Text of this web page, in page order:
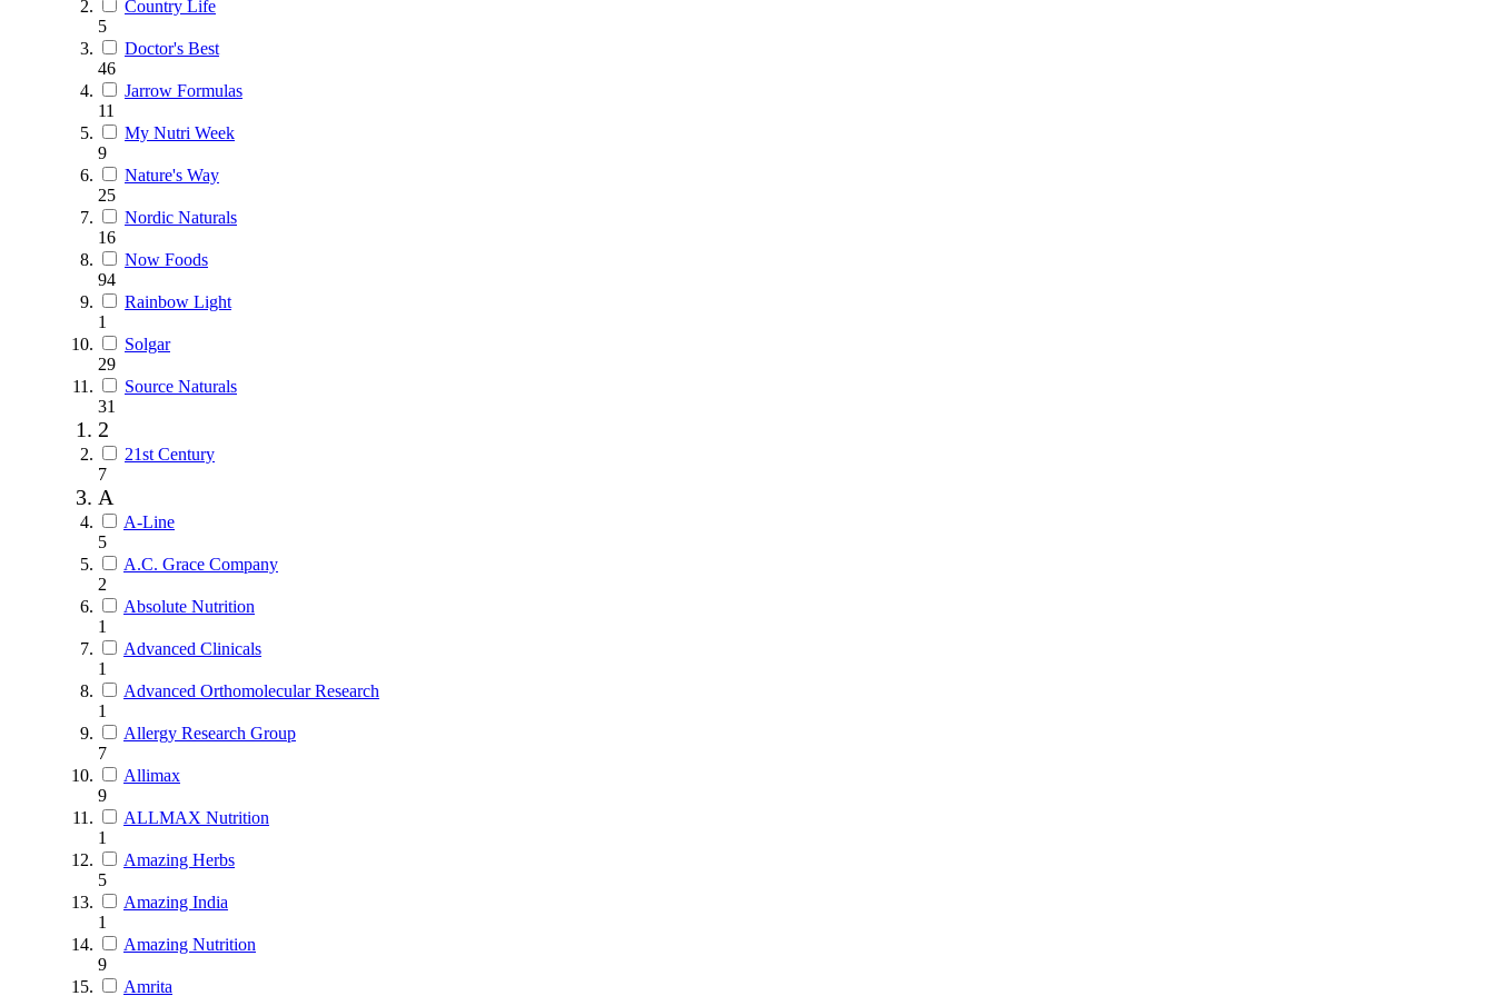
Country Life
5
Doctor's Best
46
Jarrow Formulas
11
My Nutri Week
9
Nature's Way
25
Nordic Naturals
16
Now Foods
94
Rainbow Light
1
Solgar
29
Source Naturals
31
2
21st Century
7
A
A-Line
5
A.C. Grace Company
2
Absolute Nutrition
1
Advanced Clinicals
1
Advanced Orthomolecular Research
1
Allergy Research Group
7
Allimax
9
ALLMAX Nutrition
1
Amazing Herbs
5
Amazing India
1
Amazing Nutrition
9
Amrita